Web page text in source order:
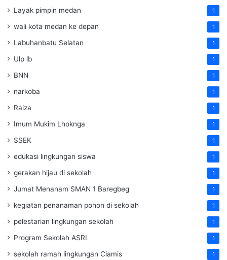
Layak pimpin medan 1
wali kota medan ke depan 1
Labuhanbatu Selatan 1
Ulp lb 1
BNN 1
narkoba 1
Raiza 1
Imum Mukim Lhoknga 1
SSEK 1
edukasi lingkungan siswa 1
gerakan hijau di sekolah 1
Jumat Menanam SMAN 1 Baregbeg 1
kegiatan penanaman pohon di sekolah 1
pelestarian lingkungan sekolah 1
Program Sekolah ASRI 1
sekolah ramah lingkungan Ciamis 1